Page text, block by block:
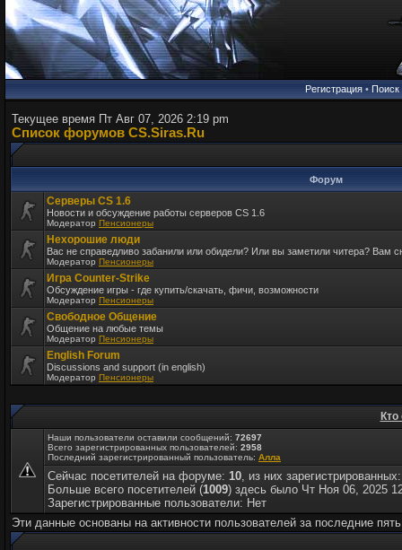
Регистрация• Поиск
Текущее время Пт Авг 07, 2026 2:19 pm
Список форумов CS.Siras.Ru
Форум
Серверы CS 1.6
Новости и обсуждение работы серверов CS 1.6
Модератор Пенсионеры
Нехорошие люди
Вас не справедливо забанили или обидели? Или вы заметили читера? Вам
Модератор Пенсионеры
Игра Counter-Strike
Обсуждение игры - где купить/скачать, фичи, возможности
Модератор Пенсионеры
Свободное Общение
Общение на любые темы
Модератор Пенсионеры
English Forum
Discussions and support (in english)
Модератор Пенсионеры
Наши пользователи оставили сообщений: 72697
Всего зарегистрированных пользователей: 2958
Последний зарегистрированный пользователь: Алла
Сейчас посетителей на форуме: 10, из них
Больше всего посетителей (1009) здесь было Чт Ноя 06, 2025
Зарегистрированные пользователи: Нет
Эти данные основаны на активности пользователей за последние